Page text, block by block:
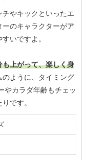
やキックといったエ
のキャラクターがア
いですよ。
も上がって、楽しく身
のように、タイミング
やカラダ年齢もチェッ
です。